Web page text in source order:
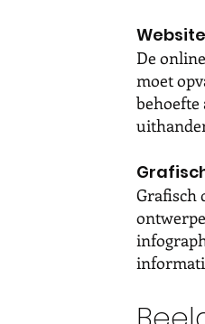
De
moet
behoefte
Grafisch